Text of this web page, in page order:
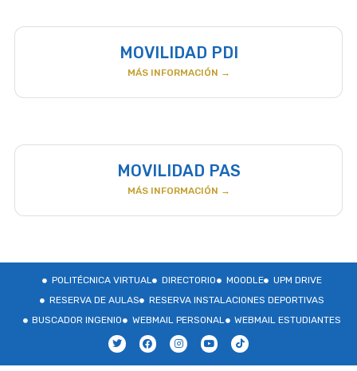
MOVILIDAD PDI
MÁS INFORMACIÓN →
MOVILIDAD PAS
MÁS INFORMACIÓN →
POLITÉCNICA VIRTUAL DIRECTORIO MOODLE
UPM DRIVE
RESERVA DE AULAS
RESERVA INSTALACIONES DEPORTIVAS
BUSCADOR INGENIO
WEBMAIL PERSONAL WEBMAIL ESTUDIANTES